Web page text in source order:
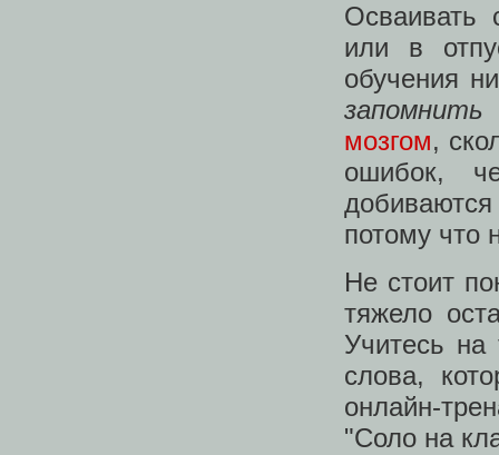
Осваивать
или в
обучения
запомнить
мозгом,
ошибок,
добиваются
потому что
Не стоит
тяжело
Учитесь на
слова,
онлайн-
"Соло на